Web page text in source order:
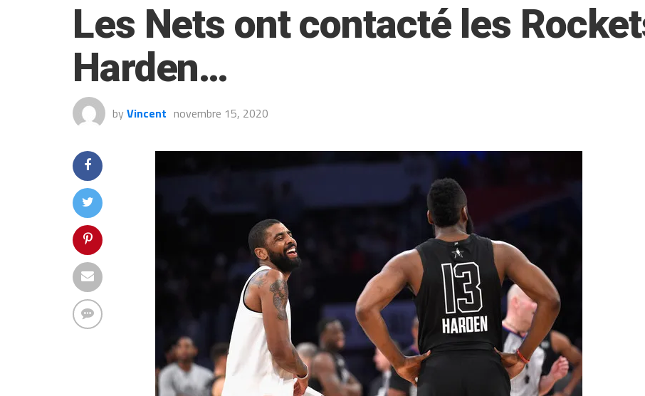
Les Nets ont contacté les
Harden…
by Vincent novembre 15, 2020